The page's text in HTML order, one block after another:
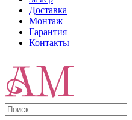
Доставка
Монтаж
Гарантия
Контакты